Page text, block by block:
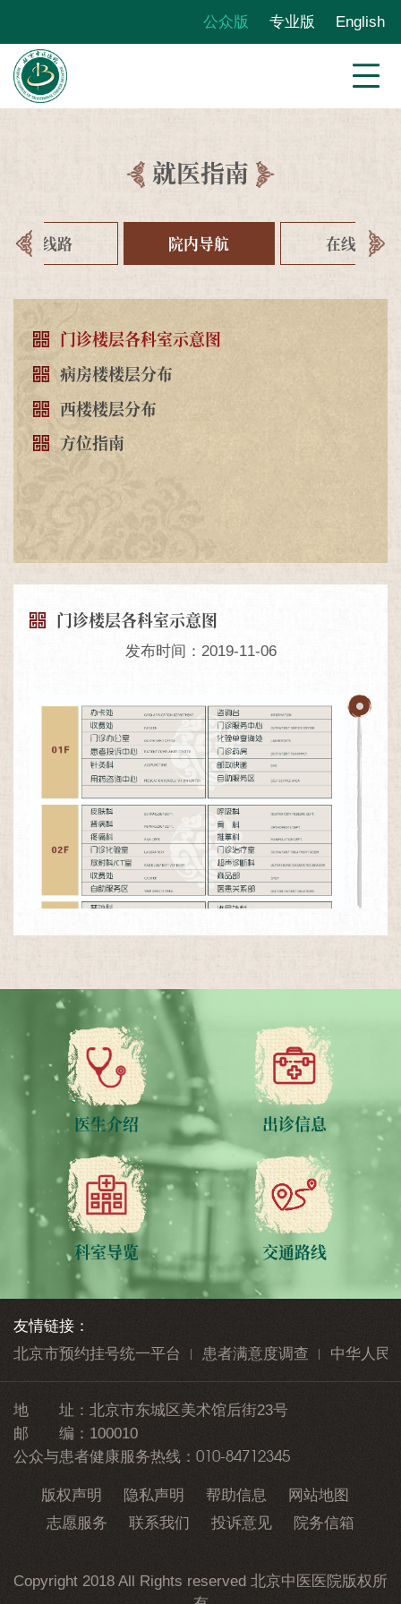
公众版 专业版 English
就医指南
交通线路 院内导航 在线查询
门诊楼层各科室示意图
病房楼楼层分布
西楼楼层分布
方位指南
门诊楼层各科室示意图
发布时间：2019-11-06
医生介绍 出诊信息
科室导览 交通路线
友情链接：
北京市预约挂号统一平台
患者满意度调查 中华人民
地 址： 北京市东城区美术馆后街23号
邮 编： 100010
公众与患者健康服务热线： 010-84712345
版权声明 隐私声明 帮助信息
网站地图
志愿服务
联系我们 投诉意见 院务信箱
Copyright 2018 All Rights reserved 北京中医医院版权所